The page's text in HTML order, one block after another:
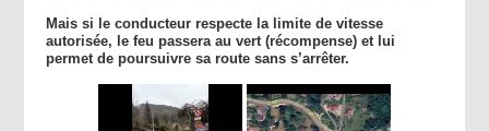
Mais si le conducteur respecte la limite de vitesse
autorisée, le feu passera au vert (récompense) et lui
permet de poursuivre sa route sans s’arrêter.